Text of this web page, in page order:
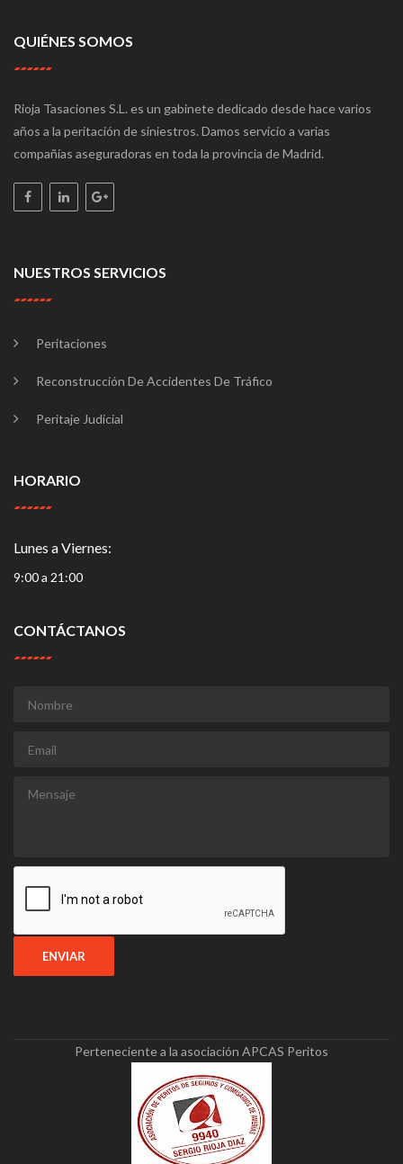
QUIÉNES SOMOS
Rioja Tasaciones S.L. es un gabinete dedicado desde hace varios
años a la peritación de siniestros. Damos servicio a varias
compañías aseguradoras en toda la provincia de Madrid.
NUESTROS SERVICIOS
Peritaciones
Reconstrucción De Accidentes De Tráfico
Peritaje Judicial
HORARIO
Lunes a Viernes:
9:00 a 21:00
CONTÁCTANOS
Perteneciente a la asociación APCAS Peritos